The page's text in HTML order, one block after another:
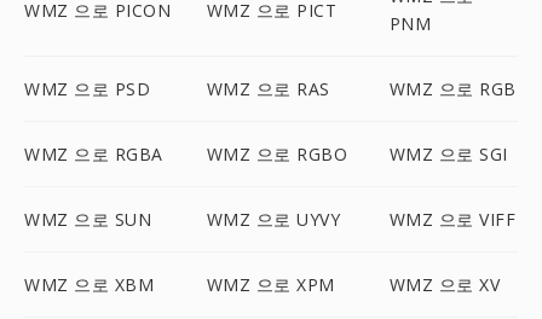
WMZ 으로 PICON WMZ 으로 PICT
PNM
WMZ 으로 PSD WMZ 으로 RAS WMZ 으로 RGB
WMZ 으로 RGBA WMZ 으로 RGBO WMZ 으로 SGI
WMZ 으로 SUN WMZ 으로 UYVY WMZ 으로 VIFF
WMZ 으로 XBM WMZ 으로 XPM WMZ 으로 XV